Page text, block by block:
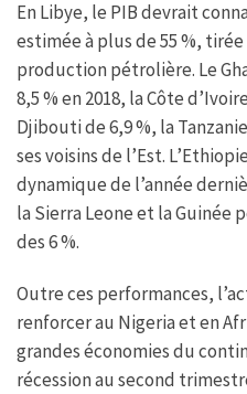
En Libye, le PIB devrait
estimée à plus de 55 %,
production pétrolière. Le
8,5 % en 2018, la Côte
Djibouti de 6,9 %, la
ses voisins de l’Est.
dynamique de l’année
la Sierra Leone et la Guinée
des 6 %.
Outre ces performances,
renforcer au Nigeria et en
grandes économies du
récession au second